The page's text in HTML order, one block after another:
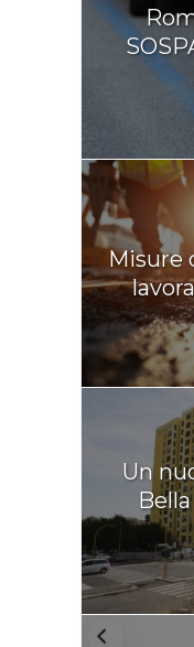
Misure
Un